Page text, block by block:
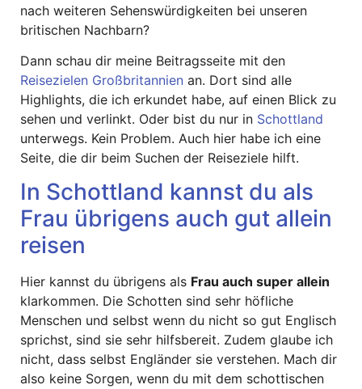
nach weiteren Sehenswürdigkeiten bei unseren
britischen Nachbarn?
Dann schau dir meine Beitragsseite mit den
Reisezielen Großbritannien an. Dort sind alle
Highlights, die ich erkundet habe, auf einen Blick zu
sehen und verlinkt. Oder bist du nur in Schottland
unterwegs. Kein Problem. Auch hier habe ich eine
Seite, die dir beim Suchen der Reiseziele hilft.
In Schottland kannst du als
Frau übrigens auch gut allein
reisen
Hier kannst du übrigens als Frau auch super allein
klarkommen. Die Schotten sind sehr höfliche
Menschen und selbst wenn du nicht so gut Englisch
sprichst, sind sie sehr hilfsbereit. Zudem glaube ich
nicht, dass selbst Engländer sie verstehen. Mach dir
also keine Sorgen, wenn du mit dem schottischen